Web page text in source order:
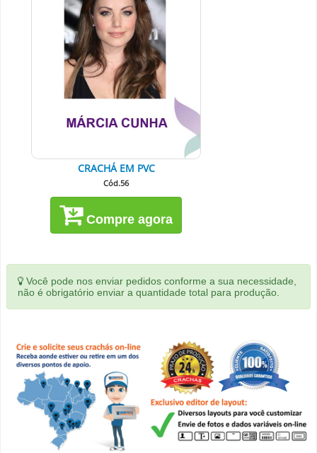
CRACHÁ EM PVC
Cód.56
Compre agora
Você pode nos enviar pedidos conforme a sua necessidade,
não é obrigatório enviar a quantidade total para produção.